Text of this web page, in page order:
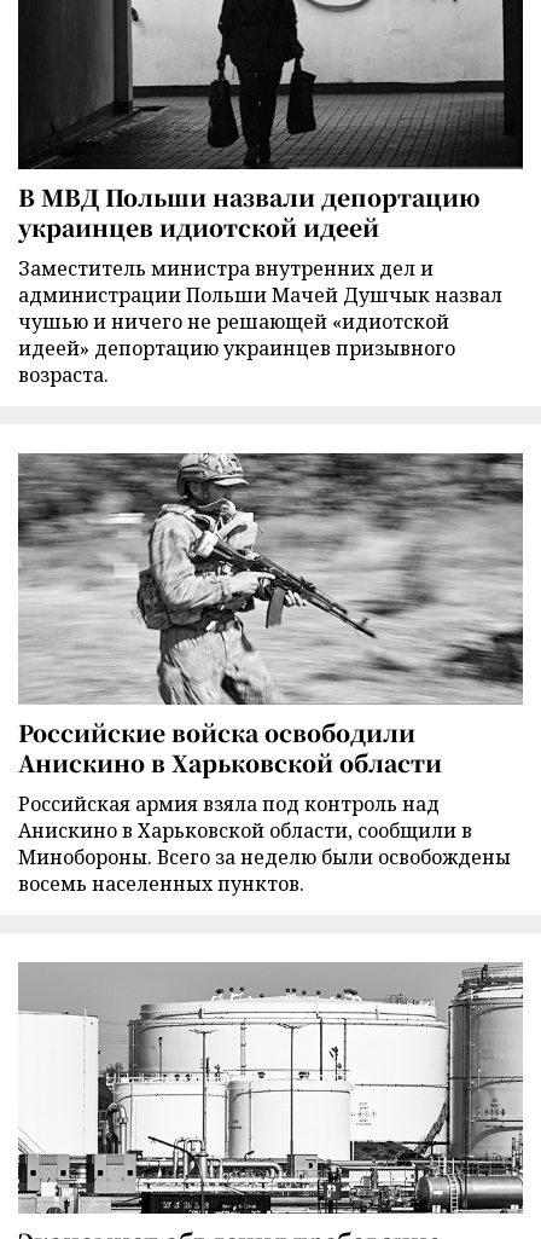
В МВД Польши назвали депортацию
украинцев идиотской идеей
Заместитель министра внутренних дел и
администрации Польши Мачей Душчык назвал
чушью и ничего не решающей «идиотской
идеей» депортацию украинцев призывного
возраста.
Российские войска освободили
Анискино в Харьковской области
Российская армия взяла под контроль над
Анискино в Харьковской области, сообщили в
Минобороны. Всего за неделю были освобождены
восемь населенных пунктов.